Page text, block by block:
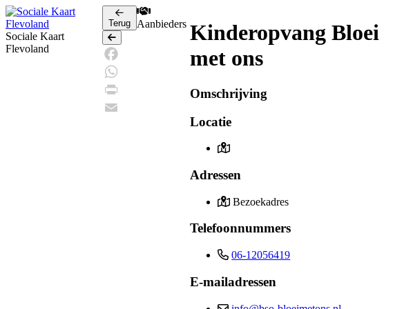
Sociale Kaart
Flevoland
Terug
Terug
Facebook
WhatsApp
Print
Aanbieders Kinderopvang Bloei
met ons
Omschrijving
Locatie
Adressen
Bezoekadres
Telefoonnummers
06-12056419
E-mailadressen